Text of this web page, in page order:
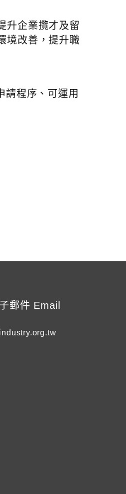
升企業攬才及留
境改善，提升職
請程序、可運用
郵件 Email